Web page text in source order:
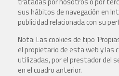
sus hábitos de navegación en
publicidad relacionada con su
Nota: Las cookies de tipo
el propietario de esta web y las
utilizadas, por el prestador del
en el cuadro anterior.